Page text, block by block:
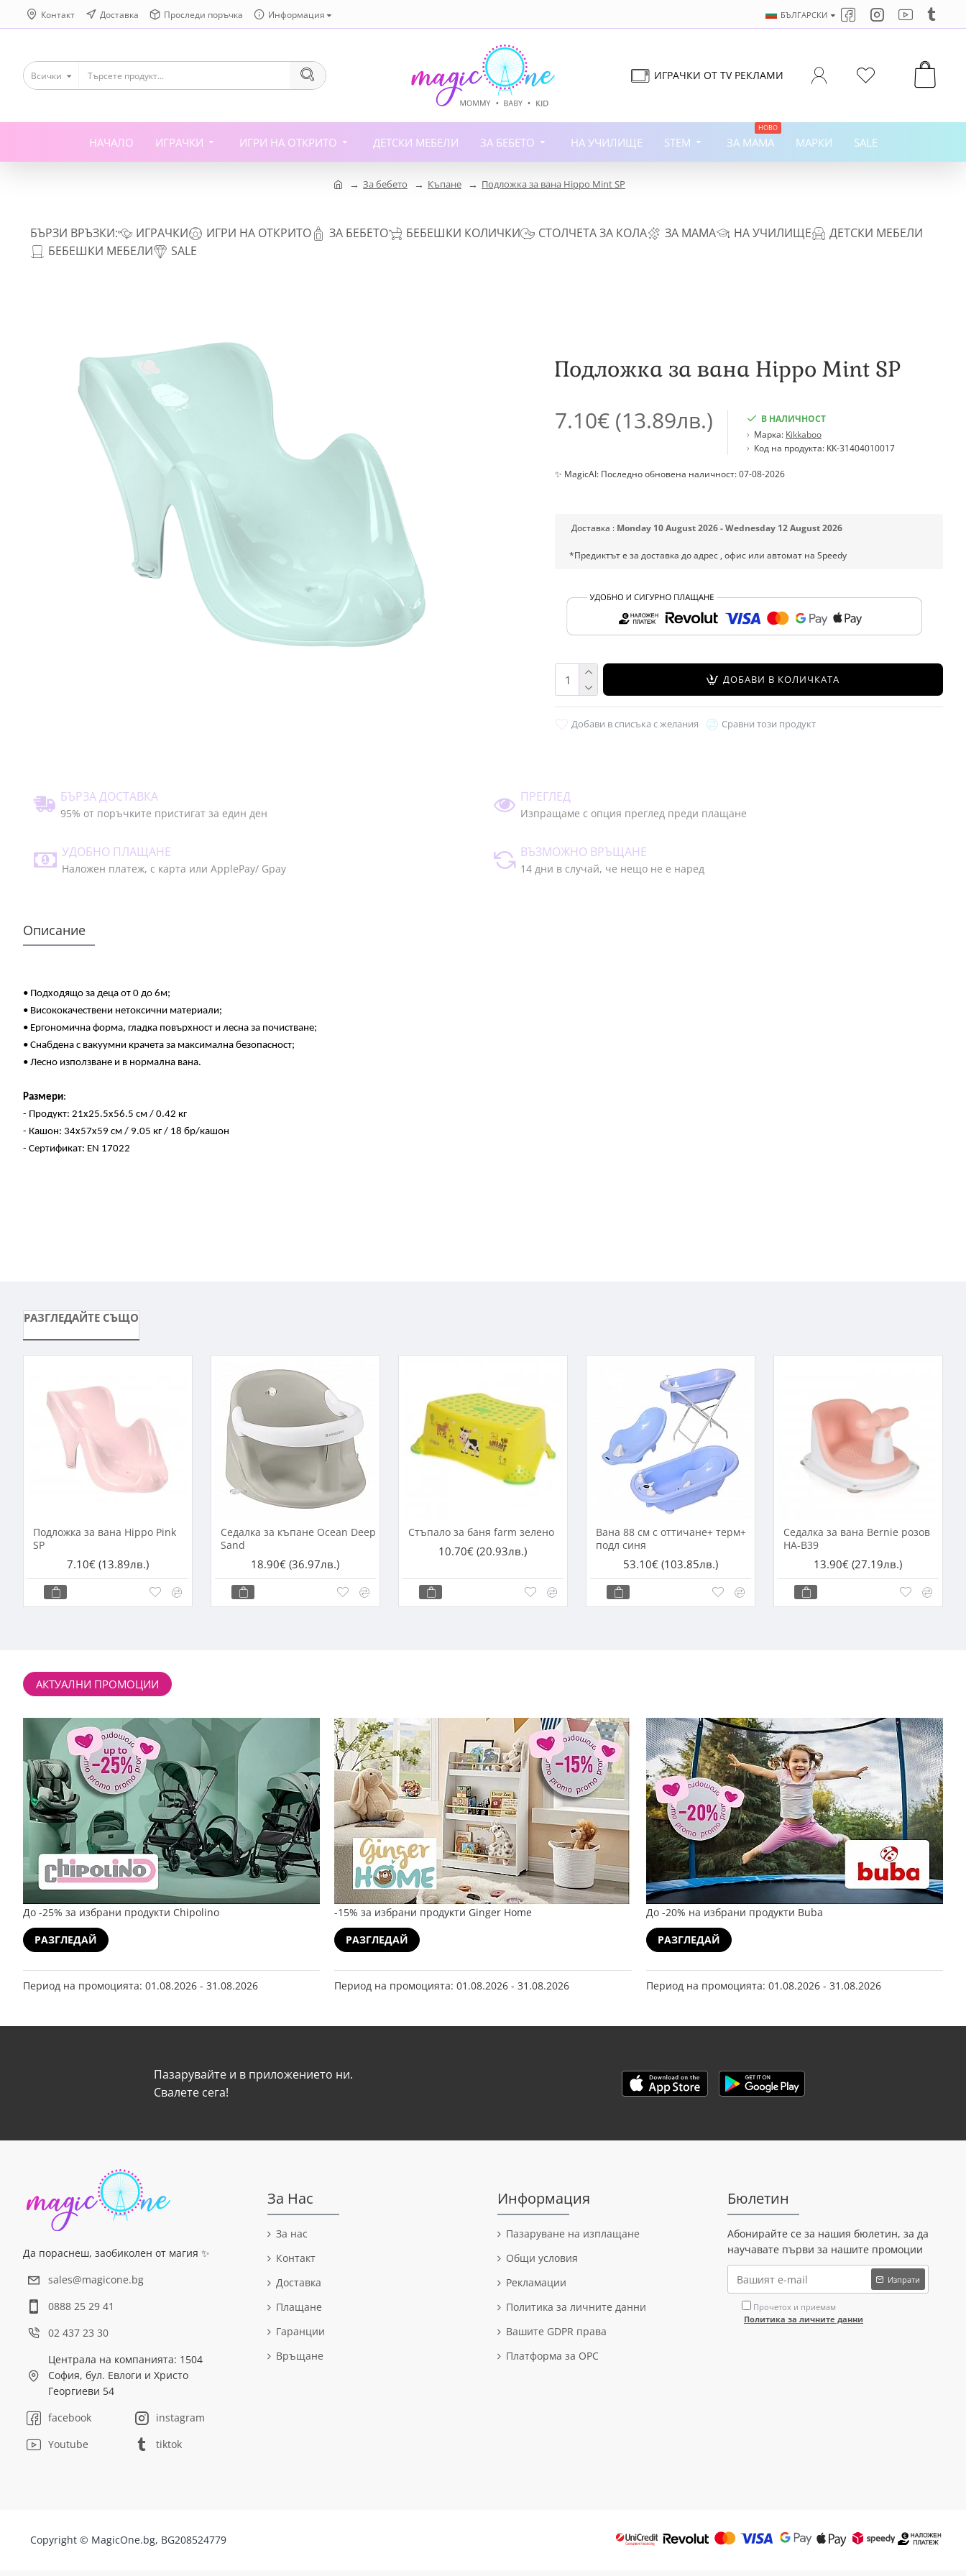
Контакт Доставка Проследи поръчка Информация БЪЛГАРСКИ
Всички ИГРАЧКИ ОТ TV РЕКЛАМИ
НАЧАЛО ИГРАЧКИ ИГРИ НА ОТКРИТО ДЕТСКИ МЕБЕЛИ ЗА БЕБЕТО НА УЧИЛИЩЕ STEM ЗА МАМА
НОВО
МАРКИ SALE
За бебето Къпане Подложка за вана Hippo Mint SP
БЪРЗИ ВРЪЗКИ: ИГРАЧКИ ИГРИ НА ОТКРИТО ЗА БЕБЕТО БЕБЕШКИ КОЛИЧКИ СТОЛЧЕТА ЗА КОЛА ЗА МАМА НА УЧИЛИЩЕ
ДЕТСКИ МЕБЕЛИ
БЕБЕШКИ МЕБЕЛИ
SALE
Подложка за вана Hippo Mint SP
7.10€ (13.89лв.)
В НАЛИЧНОСТ
Марка: Kikkaboo
Код на продукта: KK-31404010017
✨ MagicAI: Последно обновена наличност: 07-08-2026
Доставка : Monday 10 August 2026 - Wednesday 12 August 2026
*Предиктът е за доставка до адрес , офис или автомат на Speedy
ДОБАВИ В КОЛИЧКАТА
Добави в списъка с желания Сравни този продукт
БЪРЗА ДОСТАВКА
95% от поръчките пристигат за един ден
ПРЕГЛЕД
Изпращаме с опция преглед преди плащане
УДОБНО ПЛАЩАНЕ
Наложен платеж, с карта или ApplePay/ Gpay
ВЪЗМОЖНО ВРЪЩАНЕ
14 дни в случай, че нещо не е наред
Описание
• Подходящо за деца от 0 до 6м;
• Висококачествени нетоксични материали;
• Ергономична форма, гладка повърхност и лесна за почистване;
• Снабдена с вакуумни крачета за максимална безопасност;
• Лесно използване и в нормална вана.
Размери:
- Продукт: 21x25.5x56.5 см / 0.42 кг
- Кашон: 34x57x59 см / 9.05 кг / 18 бр/кашон
- Сертификат: EN 17022
РАЗГЛЕДАЙТЕ СЪЩО
Подложка за вана Hippo Pink
SP
7.10€(13.89лв.)
Седалка за къпане Ocean Deep
Sand
18.90€ (36.97лв.)
Стъпало за баня farm зелено
10.70€ (20.93лв.)
Вана 88 см с оттичане+ терм+
подл синя
53.10€(103.85лв.)
Седалка за вана Bernie розов
HA-B39
13.90€ (27.19лв.)
АКТУАЛНИ ПРОМОЦИИ
До -25% за избрани продукти Chipolino
РАЗГЛЕДАЙ
Период на промоцията: 01.08.2026 - 31.08.2026
-15% за избрани продукти Ginger Home
РАЗГЛЕДАЙ
Период на промоцията: 01.08.2026 - 31.08.2026
До -20% на избрани продукти Buba
РАЗГЛЕДАЙ
Период на промоцията: 01.08.2026 - 31.08.2026
Пазарувайте и в приложението ни.
Свалeте сега!
Да пораснеш, заобиколен от магия ✨
sales@magicone.bg
0888 25 29 41
02 437 23 30
Централа на компанията: 1504
София, бул. Евлоги и Христо
Георгиеви 54
facebook
instagram
Youtube
tiktok
За Нас
За нас
Контакт
Доставка
Плащане
Гаранции
Връщане
Информация
Пазаруване на изплащане
Общи условия
Рекламации
Политика за личните данни
Вашите GDPR права
Платформа за OPC
Бюлетин
Абонирайте се за нашия бюлетин, за да
научавате първи за нашите промоции
Изпрати
Прочетох и приемам
Политика за личните данни
Copyright © MagicOne.bg, BG208524779